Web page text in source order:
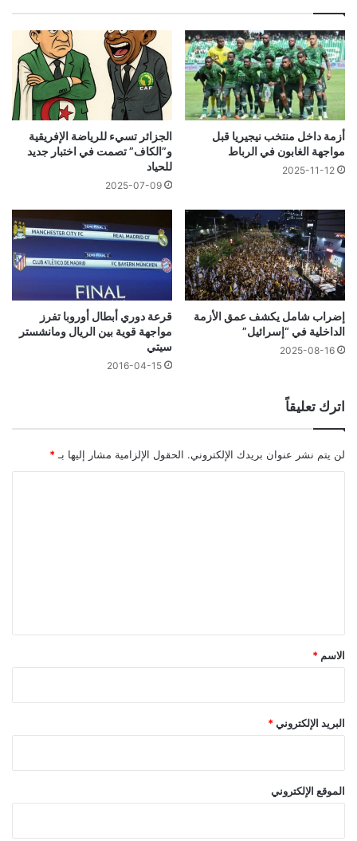
أزمة داخل منتخب نيجيريا قبل
مواجهة الغابون في الرباط
2025-11-12
الجزائر تسيء للرياضة الإفريقية
و”الكاف” تصمت في اختبار جديد
للحياد
2025-07-09
إضراب شامل يكشف عمق الأزمة
الداخلية في “إسرائيل”
2025-08-16
قرعة دوري أبطال أوروبا تفرز
مواجهة قوية بين الريال ومانشستر
سيتي
2016-04-15
اترك تعليقاً
لن يتم نشر عنوان بريدك الإلكتروني. الحقول الإلزامية مشار إليها بـ *
*
الاسم *
البريد الإلكتروني *
الموقع الإلكتروني